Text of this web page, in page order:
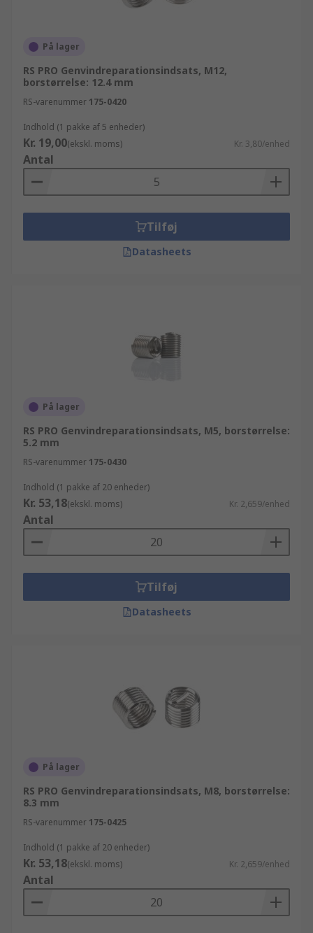
På lager
RS PRO Genvindreparationsindsats, M12,
borstørrelse: 12.4 mm
RS-varenummer 175-0420
Indhold (1 pakke af 5 enheder)
Kr. 19,00(ekskl. moms) Kr. 3,80/enhed
Antal
Tilføj
Datasheets
På lager
RS PRO Genvindreparationsindsats, M5, borstørrelse:
5.2 mm
RS-varenummer 175-0430
Indhold (1 pakke af 20 enheder)
Kr. 53,18(ekskl. moms) Kr. 2,659/enhed
Antal
Tilføj
Datasheets
På lager
RS PRO Genvindreparationsindsats, M8, borstørrelse:
8.3 mm
RS-varenummer 175-0425
Indhold (1 pakke af 20 enheder)
Kr. 53,18(ekskl. moms) Kr. 2,659/enhed
Antal